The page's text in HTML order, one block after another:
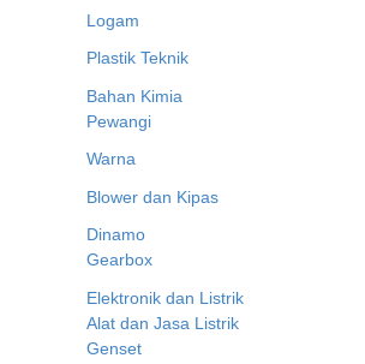
Logam
Plastik Teknik
Bahan Kimia
Pewangi
Warna
Blower dan Kipas
Dinamo
Gearbox
Elektronik dan Listrik
Alat dan Jasa Listrik
Genset